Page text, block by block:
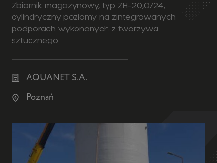
Zbiornik magazynowy, typ ZH-20,0/24,
cylindryczny poziomy na zintegrowanych
podporach wykonanych z tworzywa
sztucznego
AQUANET S.A.
Poznań